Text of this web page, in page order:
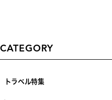
CATEGORY
トラベル特集